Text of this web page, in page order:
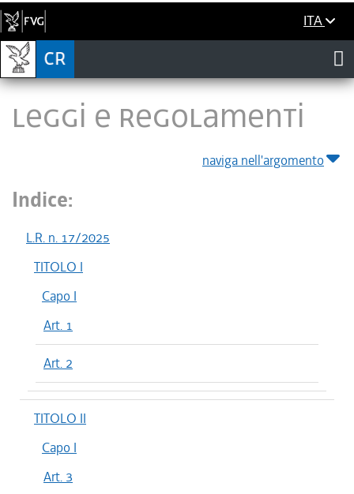
ITA
LEGGI E REGOLAMENTI
naviga nell'argomento
Indice:
L.R. n. 17/2025
TITOLO I
Capo I
Art. 1
Art. 2
TITOLO II
Capo I
Art. 3